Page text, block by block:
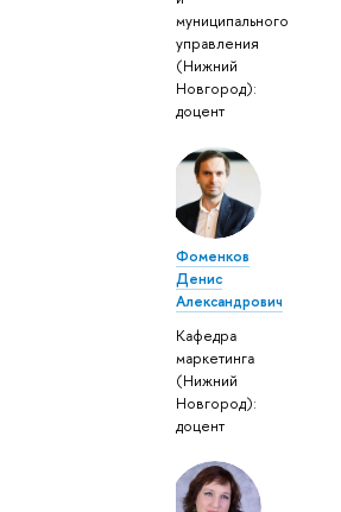
муниципального
управления
(Нижний
Новгород):
доцент
Фоменков
Денис
Александрович
Кафедра
маркетинга
(Нижний
Новгород):
доцент